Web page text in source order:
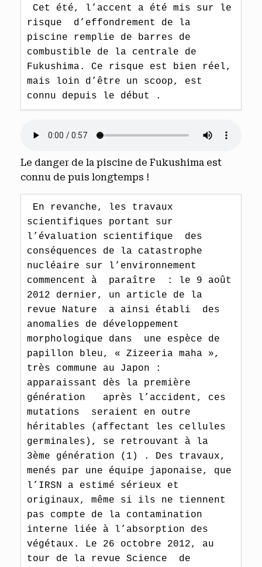
risque  d’effondrement de la
piscine remplie de barres de
combustible de la centrale de
Fukushima. Ce risque est bien réel,
mais loin d’être un scoop, est
connu depuis le début .
Le danger de la piscine de Fukushima est
connu de puis longtemps !
scientifiques portant sur
l’évaluation scientifique  des
conséquences de la catastrophe
nucléaire sur l’environnement
commencent à  paraître  : le 9 août
2012 dernier, un article de la
revue Nature  a ainsi établi  des
anomalies de développement
morphologique dans  une espèce de
papillon bleu, « Zizeeria maha »,
très commune au Japon :
apparaissant dès la première
génération   après l’accident, ces
mutations  seraient en outre
héritables (affectant les cellules
germinales), se retrouvant à la
3ème génération (1) . Des travaux,
menés par une équipe japonaise, que
l’IRSN a estimé sérieux et
originaux, même si ils ne tiennent
pas compte de la contamination
interne liée à l’absorption des
végétaux. Le 26 octobre 2012, au
tour de la revue Science  de